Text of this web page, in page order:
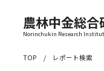
農林中金総合
Norinchukin Research
TOP レポート検索